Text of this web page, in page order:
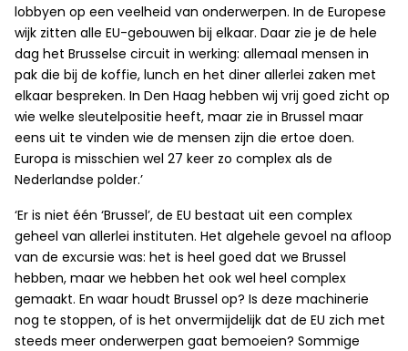
lobbyen op een veelheid van onderwerpen. In de Europese
wijk zitten alle EU-gebouwen bij elkaar. Daar zie je de hele
dag het Brusselse circuit in werking: allemaal mensen in
pak die bij de koffie, lunch en het diner allerlei zaken met
elkaar bespreken. In Den Haag hebben wij vrij goed zicht op
wie welke sleutelpositie heeft, maar zie in Brussel maar
eens uit te vinden wie de mensen zijn die ertoe doen.
Europa is misschien wel 27 keer zo complex als de
Nederlandse polder.’
‘Er is niet één ‘Brussel’, de EU bestaat uit een complex
geheel van allerlei instituten. Het algehele gevoel na afloop
van de excursie was: het is heel goed dat we Brussel
hebben, maar we hebben het ook wel heel complex
gemaakt. En waar houdt Brussel op? Is deze machinerie
nog te stoppen, of is het onvermijdelijk dat de EU zich met
steeds meer onderwerpen gaat bemoeien? Sommige